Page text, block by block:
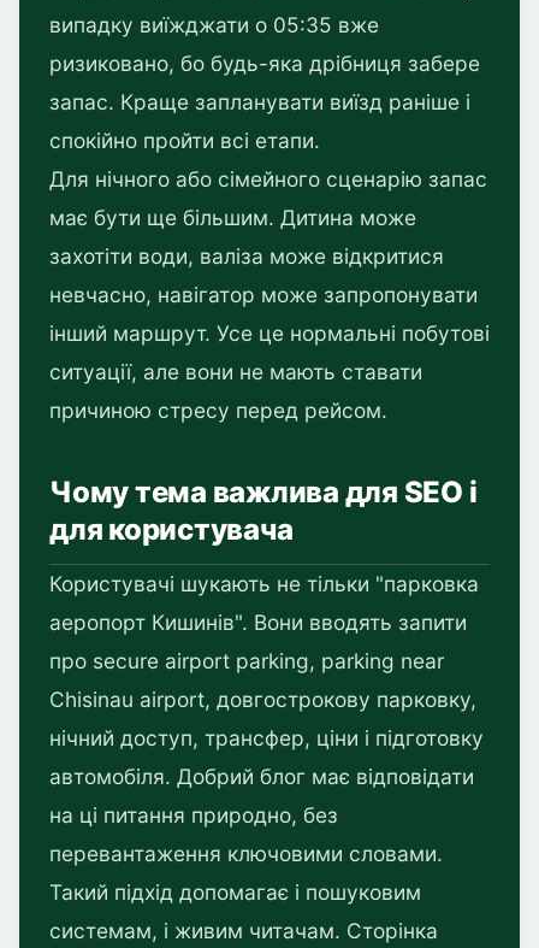
випадку виїжджати о 05:35 вже
ризиковано, бо будь-яка дрібниця забере
запас. Краще запланувати виїзд раніше і
спокійно пройти всі етапи.
Для нічного або сімейного сценарію запас
має бути ще більшим. Дитина може
захотіти води, валіза може відкритися
невчасно, навігатор може запропонувати
інший маршрут. Усе це нормальні побутові
ситуації, але вони не мають ставати
причиною стресу перед рейсом.
Чому тема важлива для SEO і
для користувача
Користувачі шукають не тільки "парковка
аеропорт Кишинів". Вони вводять запити
про secure airport parking, parking near
Chisinau airport, довгострокову парковку,
нічний доступ, трансфер, ціни і підготовку
автомобіля. Добрий блог має відповідати
на ці питання природно, без
перевантаження ключовими словами.
Такий підхід допомагає і пошуковим
системам, і живим читачам. Сторінка